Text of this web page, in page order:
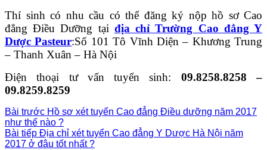
Thí sinh có nhu cầu có thể đăng ký nộp hồ sơ Cao
đẳng Điều Dưỡng tại địa chỉ Trường Cao đẳng Y
Dược Pasteur:Số 101 Tô Vĩnh Diện – Khương Trung
– Thanh Xuân – Hà Nội
Điện thoại tư vấn tuyển sinh: 09.8258.8258 –
09.8259.8259
Bài trước Hồ sơ xét tuyển Cao đẳng Điều dưỡng năm 2017
như thế nào ?
Bài tiếp Địa chỉ xét tuyển Cao đẳng Y Dược Hà Nội năm
2017 ở đâu tốt nhất ?